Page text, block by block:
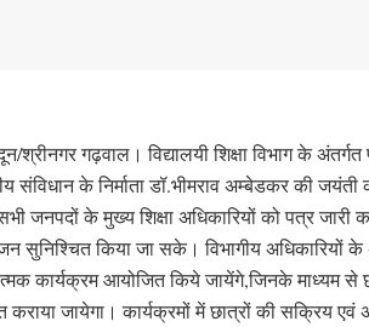
श्रीनगर गढ़वाल। विद्यालयी शिक्षा विभाग के
संविधान के निर्माता डॉ.भीमराव अम्बेडकर की
सभी जनपदों के मुख्य शिक्षा अधिकारियों को पत्र
सुनिश्चित किया जा सके। विभागीय अधिकारियों के
कार्यक्रम आयोजित किये जायेंगे,जिनके माध्यम
कराया जायेगा। कार्यक्रमों में छात्रों की सक्रिय